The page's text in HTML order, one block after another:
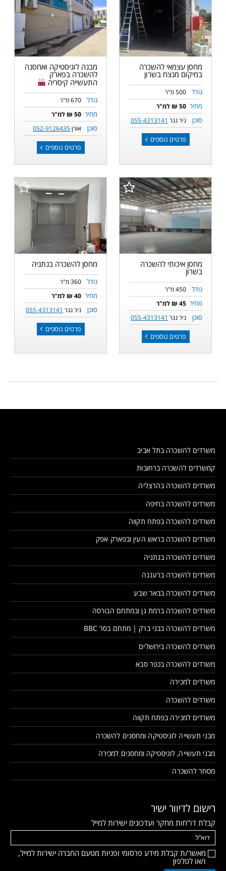
מחסן עצמאי להשכרה
במיקום מנצח בשרון
גודל 500 מ"ר
מחיר 50 ₪ למ"ר
סוכן ניר נגר 055-4313141
פרטים נוספים
מבנה לוגיסטיקה ואחסנה
להשכרה בפארק
התעשייה קיסריה
גודל 670 מ"ר
מחיר 50 ₪ למ"ר
סוכן אורן052-9126435
פרטים נוספים
מחסן איכותי להשכרה
בשרון
גודל 450 מ"ר
מחיר 45 ₪ למ"ר
סוכן ניר נגר 055-4313141
פרטים נוספים
מחסן להשכרה בנתניה
גודל 360 מ"ר
מחיר 40 ₪ למ"ר
סוכן ניר נגר 055-4313141
פרטים נוספים
משרדים להשכרה בתל אביב
קמשרדים להשכרה ברחובות
משרדים להשכרה בהרצליה
משרדים להשכרה בחיפה
משרדים להשכרה בפתח תקווה
משרדים להשכרה בראש העין ובפארק אפק
משרדים להשכרה בנתניה
משרדים להשכרה ברעננה
משרדים להשכרה בבאר שבע
משרדים להשכרה ברמת גן ובמתחם הבורסה
משרדים להשכרה בבני ברק | מתחם בסר BBC
משרדים להשכרה בירושלים
משרדים להשכרה בכפר סבא
משרדים למכירה
משרדים להשכרה
משרדים למכירה בפתח תקווה
מבני תעשייה לוגיסטיקה ומחסנים להשכרה
מבני תעשייה, לוגיסטיקה ומחסנים למכירה
מסחר להשכרה
רישום לדיוור ישיר
קבלת דו"חות מחקר ועדכונים ישירות למייל
מאשר/ת קבלת מידע פרסומי ופניות מטעם החברה ישירות למייל,
ו/או לטלפון